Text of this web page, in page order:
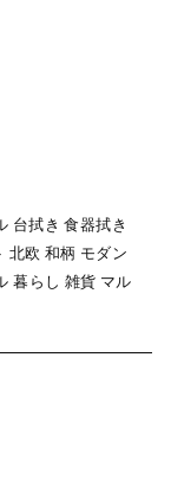
台拭き 食器拭き
北欧 和柄 モダン
暮らし 雑貨 マル